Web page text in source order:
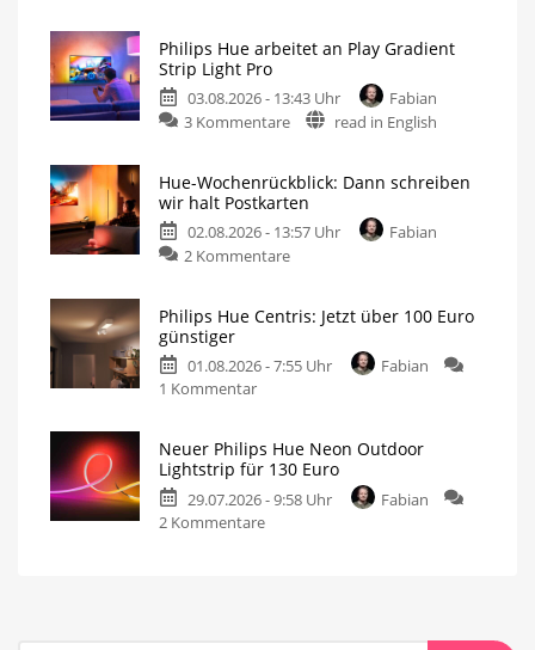
Philips Hue arbeitet an Play Gradient
Strip Light Pro
03.08.2026 - 13:43 Uhr
Fabian
3 Kommentare
read in English
Hue-Wochenrückblick: Dann schreiben
wir halt Postkarten
02.08.2026 - 13:57 Uhr
Fabian
2 Kommentare
Philips Hue Centris: Jetzt über 100 Euro
günstiger
01.08.2026 - 7:55 Uhr
Fabian
1 Kommentar
Neuer Philips Hue Neon Outdoor
Lightstrip für 130 Euro
29.07.2026 - 9:58 Uhr
Fabian
2 Kommentare